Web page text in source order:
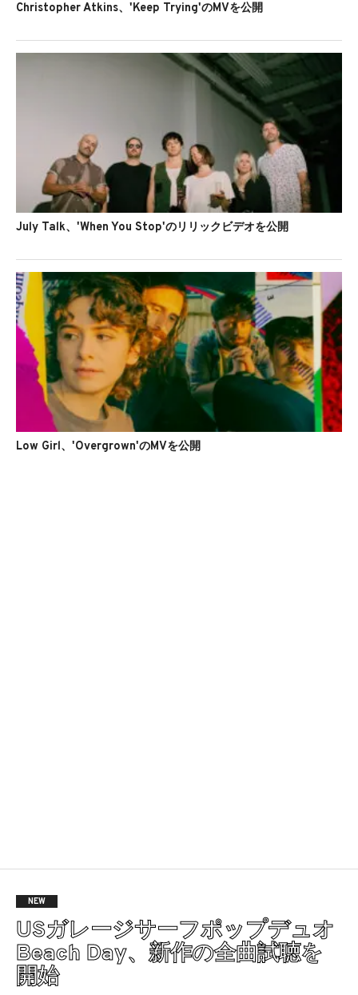
Christopher Atkins、'Keep Trying'のMVを公開
July Talk、'When You Stop'のリリックビデオを公開
Low Girl、'Overgrown'のMVを公開
NEW
USガレージサーフポップデュオ
Beach Day、新作の全曲試聴を
開始